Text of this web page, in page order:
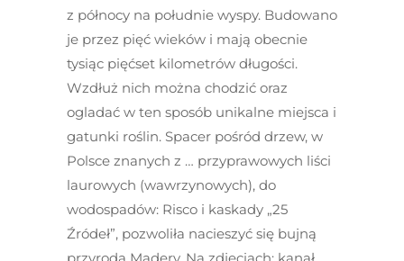
z północy na południe wyspy. Budowano
je przez pięć wieków i mają obecnie
tysiąc pięćset kilometrów długości.
Wzdłuż nich można chodzić oraz
ogladać w ten sposób unikalne miejsca i
gatunki roślin. Spacer pośród drzew, w
Polsce znanych z … przyprawowych liści
laurowych (wawrzynowych), do
wodospadów: Risco i kaskady „25
Źródeł”, pozwoliła nacieszyć się bujną